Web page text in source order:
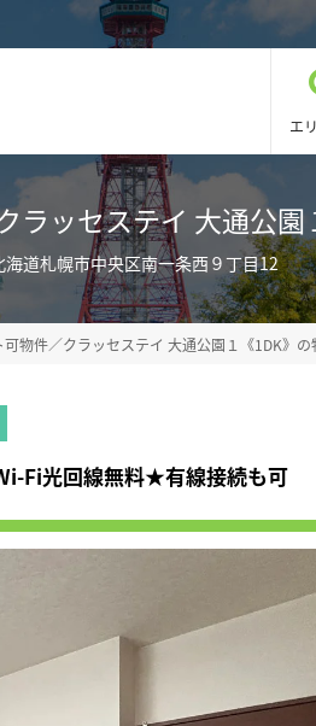
エ
ラッセステイ 大通公
海道札幌市中央区南一条西９丁目12
可物件／クラッセステイ 大通公園１《1DK》の
Fi光回線無料★有線接続も可